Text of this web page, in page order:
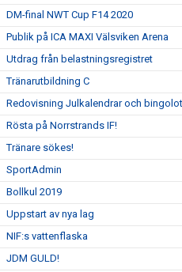
DM-final NWT Cup F14 2020
Publik på ICA MAXI Välsviken Arena
Utdrag från belastningsregistret
Tränarutbildning C
Redovisning Julkalendrar och
Rösta på Norrstrands IF!
Tränare sökes!
SportAdmin
Bollkul 2019
Uppstart av nya lag
NIF:s vattenflaska
JDM GULD!